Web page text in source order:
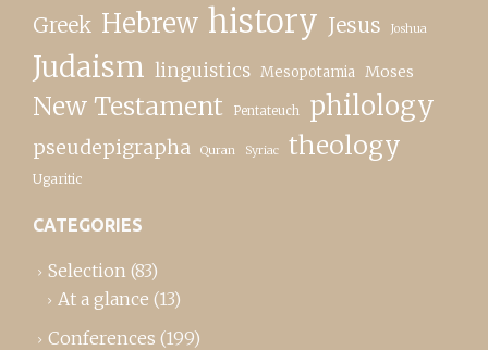
Greek Hebrew history Jesus Joshua
Judaism linguistics Mesopotamia Moses
New Testament Pentateuch philology
pseudepigrapha Quran Syriac theology
Ugaritic
CATEGORIES
Selection (83)
At a glance (13)
Conferences (199)